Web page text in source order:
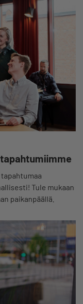
Tule mukaan
paikanpäällä.